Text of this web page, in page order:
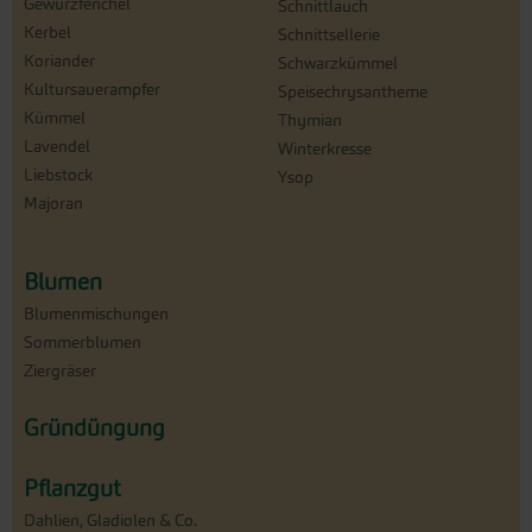
Gewürzfenchel
Kerbel
Koriander
Kultursauerampfer
Kümmel
Lavendel
Liebstock
Majoran
Schnittlauch
Schnittsellerie
Schwarzkümmel
Speisechrysantheme
Thymian
Winterkresse
Ysop
Blumen
Blumenmischungen
Sommerblumen
Ziergräser
Gründüngung
Pflanzgut
Dahlien, Gladiolen & Co.